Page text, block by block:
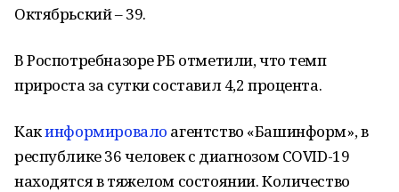
Октябрьский – 39.
В Роспотребназоре РБ отметили, что темп
прироста за сутки составил 4,2 процента.
Какинформировало агентство «Башинформ», в
республике 36 человек с диагнозом COVID-19
находятся в тяжелом состоянии. Количество